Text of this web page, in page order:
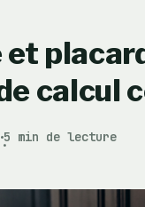
calcul
·
5 min de lecture